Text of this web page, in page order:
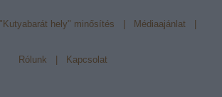
hely" minősítés Médiaajánlat
Rólunk Kapcsolat